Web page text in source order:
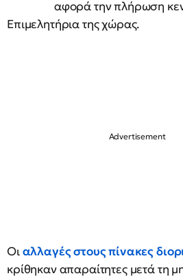
αφορά την πλήρωση
Επιμελητήρια της χώρας.
Οιαλλαγές στους πίνακες
κρίθηκαν απαραίτητες μετά τη